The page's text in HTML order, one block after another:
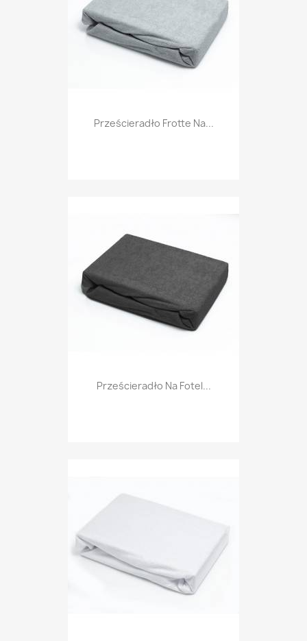
Prześcieradło Frotte Na...
Prześcieradło Na Fotel...